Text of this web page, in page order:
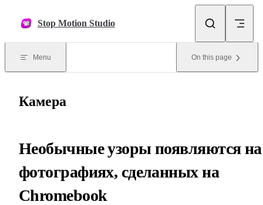
Stop Motion Studio
Menu On this page
Камера
Необычные узоры появляются на
фотографиях, сделанных на
Chromebook